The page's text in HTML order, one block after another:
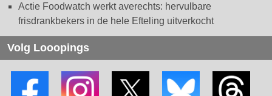
Actie Foodwatch werkt averechts: hervulbare
frisdrankbekers in de hele Efteling uitverkocht
Volg Looopings